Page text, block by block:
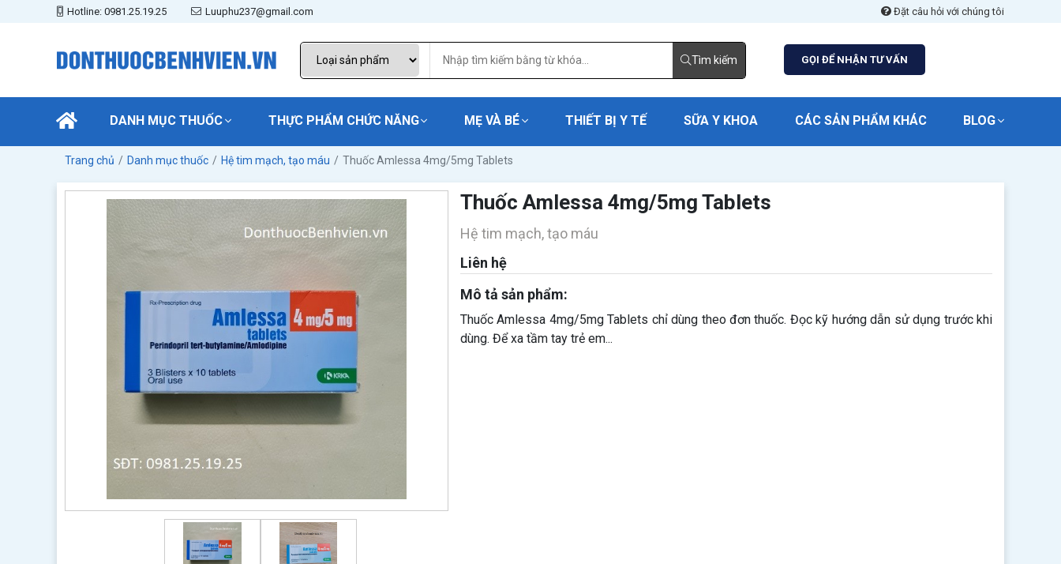
Hotline: 0981.25.19.25 Luuphu237@gmail.com Đặt câu hỏi với chúng tôi
Tìm kiếm GỌI ĐỂ NHẬN TƯ VẤN
DANH MỤC THUỐC THỰC PHẨM CHỨC NĂNG MẸ VÀ BÉ THIẾT BỊ Y TẾ SỮA Y KHOA CÁC SẢN PHẨM KHÁC BLOG
Trang chủ Danh mục thuốc Hệ tim mạch, tạo máu Thuốc Amlessa 4mg/5mg Tablets
Thuốc Amlessa 4mg/5mg Tablets
Hệ tim mạch, tạo máu
Liên hệ
Mô tả sản phẩm:
Thuốc Amlessa 4mg/5mg Tablets chỉ dùng theo đơn thuốc. Đọc kỹ hướng dẫn sử dụng trước khi
dùng. Để xa tầm tay trẻ em...